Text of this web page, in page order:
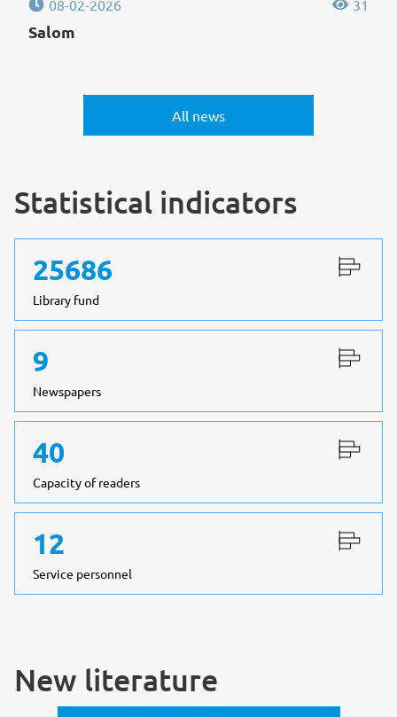
08-02-2026 31
Salom
All news
Statistical indicators
25686
Library fund
9
Newspapers
40
Capacity of readers
12
Service personnel
New literature